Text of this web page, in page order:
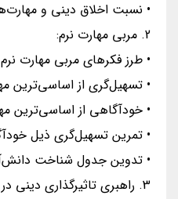
• نسبت اخلاق دینی و
2. مربی مهارت نرم:
• طرز فکرهای مربی مهارت نرم
• تسهیل‌گری از اساسی‌ترین
• خودآگاهی از اساسی‌ترین
• تمرین تسهیل‌گری ذیل
• تدوین جدول شناخت
3. راهبری تاثیرگذاری دینی در محیط‌های تربیتی: